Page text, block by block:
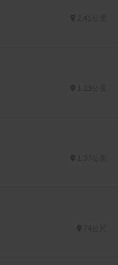
2.41公里
74公尺